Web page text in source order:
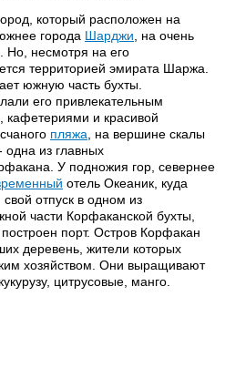
Oasis Beach 4*
Orchid 4*
Panorama 3*
Pavilion 3*
Peninsula 3*
Piccadilli 3*
Quality Inn Horizon 4*
Rafee 2*
Rihab Rotana Suites 4*
Ramada Dubai Continental 4*
Ramee International 3*
Regent Palace 4*
который расположен на
города Шарджи , на очень
Но, несмотря на его
территорией эмирата Шаржа.
южную часть бухты.
его привлекательным
кафетериями и красивой
пляжа , на вершине скалы
из главных
У подножия гор, севернее
отель Океаник, куда
отпуск в одном из
части Корфаканской бухты,
порт. Остров Корфакан
деревень, жители которых
хозяйством. Они выращивают
цитрусовые, манго.